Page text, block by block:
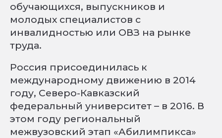
обучающихся, выпускников и
молодых специалистов с
инвалидностью или ОВЗ на рынке
труда.
Россия присоединилась к
международному движению в 2014
году, Северо-Кавказский
федеральный университет – в 2016. В
этом году региональный
межвузовский этап «Абилимпикса»